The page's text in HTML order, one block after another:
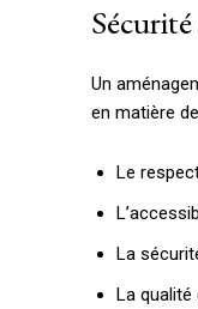
Un
en matière
Le
La
La qualité